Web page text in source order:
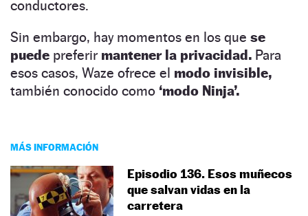
conductores.
Sin embargo, hay momentos en los que se
puede preferir mantener la privacidad. Para
esos casos, Waze ofrece el modo invisible,
también conocido como ‘modo Ninja’.
MÁS INFORMACIÓN
Episodio 136. Esos muñecos
que salvan vidas en la
carretera